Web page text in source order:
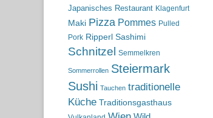
Japanisches Restaurant Klagenfurt
Maki Pizza Pommes Pulled
Pork Ripperl Sashimi
Schnitzel Semmelkren
Sommerrollen Steiermark
Sushi Tauchen traditionelle
Küche Traditionsgasthaus